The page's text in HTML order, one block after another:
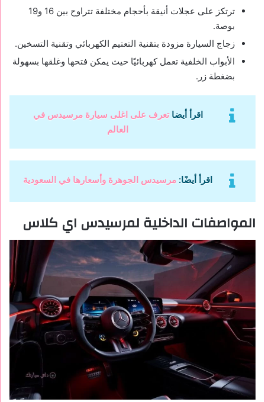
ترتكز على عجلات أنيقة بأحجام مختلفة تتراوح بين 16 و19
بوصة.
زجاج السيارة مزودة بتقنية التعتيم الكهربائي وتقنية التسخين.
الأبواب الخلفية تعمل كهربائيًا حيث يمكن فتحها وغلقها بسهولة
بضغطة زر.
اقرأ أيضاتعرف على اغلى سيارة مرسيدس في
العالم
اقرأ أيضًا: مرسيدس الجوهرة وأسعارها في السعودية
المواصفات الداخلية لمرسيدس اي كلاس